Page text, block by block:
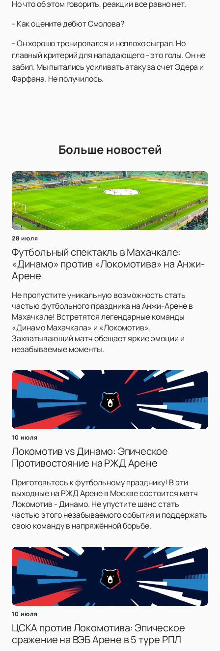
Но что об этом говорить, реакции все равно нет.
- Как оцените дебют Смолова?
- Он хорошо тренировался и неплохо сыграл. Но
главный критерий для нападающего - это голы. Он не
забил. Мы пытались усиливать атаку за счет Эдера и
Фарфана. Не получилось.
Больше новостей
28 июля
Футбольный спектакль в Махачкале:
«Динамо» против «Локомотива» на Анжи-
Арене
Не пропустите уникальную возможность стать
частью футбольного праздника на Анжи-Арене в
Махачкале! Встретятся легендарные команды
«Динамо Махачкала» и «Локомотив».
Захватывающий матч обещает яркие эмоции и
незабываемые моменты.
10 июля
Локомотив vs Динамо: Эпическое
Противостояние на РЖД Арене
Приготовьтесь к футбольному празднику! В эти
выходные на РЖД Арене в Москве состоится матч
Локомотив - Динамо. Не упустите шанс стать
частью этого незабываемого события и поддержать
свою команду в напряжённой борьбе.
10 июля
ЦСКА против Локомотива: Эпическое
сражение на ВЭБ Арене в 5 туре РПЛ